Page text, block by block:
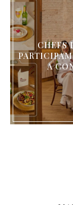
CHEFS
A